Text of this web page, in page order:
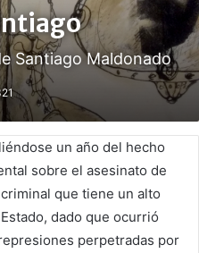
Santiago Maldonado
un año del hecho
sobre el asesinato de
que tiene un alto
dado que ocurrió
perpetradas por